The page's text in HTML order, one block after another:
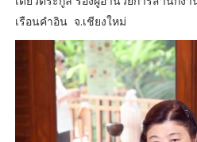
เรือนคำอิน จ.เชียงใหม่